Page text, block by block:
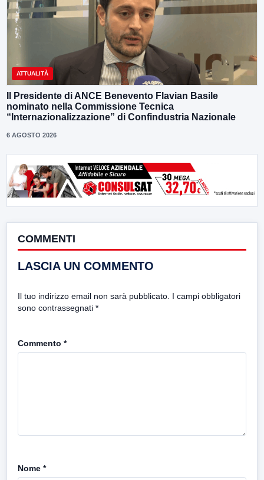
ATTUALITÀ
Il Presidente di ANCE Benevento Flavian Basile
nominato nella Commissione Tecnica
“Internazionalizzazione” di Confindustria Nazionale
6 AGOSTO 2026
COMMENTI
LASCIA UN COMMENTO
Il tuo indirizzo email non sarà pubblicato. I campi obbligatori
sono contrassegnati *
Commento *
Nome *